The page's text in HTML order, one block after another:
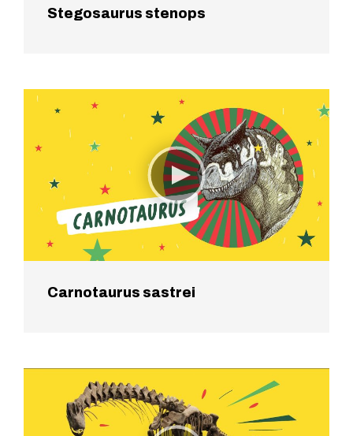
Stegosaurus stenops
Carnotaurus sastrei